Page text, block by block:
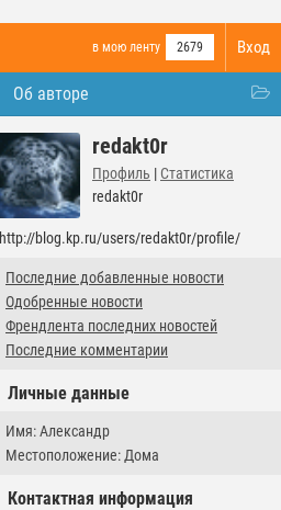
Вход
в мою ленту 2679
Об авторе
redakt0r
Профиль | Статистика
redakt0r
http://blog.kp.ru/users/redakt0r/profile/
Последние добавленные новости
Одобренные новости
Френдлента последних новостей
Последние комментарии
Личные данные
Имя: Александр
Местоположение: Дома
Контактная информация